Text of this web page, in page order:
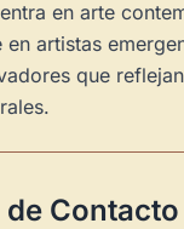
en arte
artistas
que
Contacto